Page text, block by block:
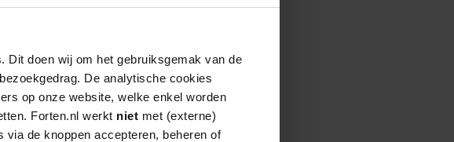
Dit doen wij om het gebruiksgemak van de
De analytische cookies
op onze website, welke enkel worden
Forten.nl werkt niet met (externe)
de knoppen accepteren, beheren of